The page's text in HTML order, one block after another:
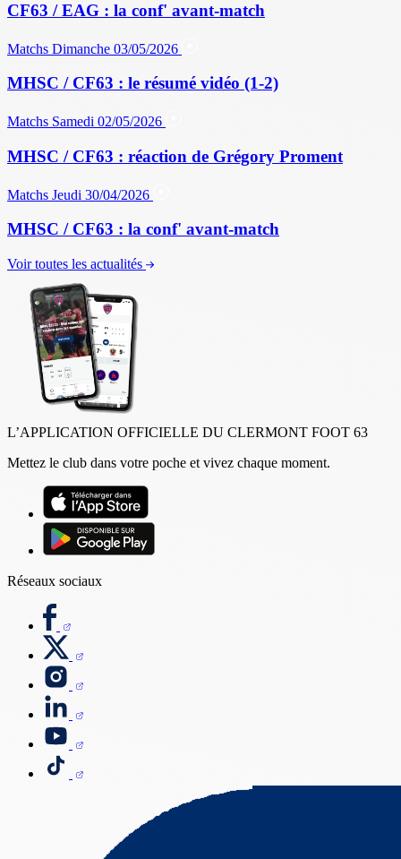
CF63 / EAG : la conf' avant-match
Matchs Dimanche 03/05/2026
MHSC / CF63 : le résumé vidéo (1-2)
Matchs Samedi 02/05/2026
MHSC / CF63 : réaction de Grégory Proment
Matchs Jeudi 30/04/2026
MHSC / CF63 : la conf' avant-match
Voir toutes les actualités
L’APPLICATION OFFICIELLE DU CLERMONT FOOT 63
Mettez le club dans votre poche et vivez chaque moment.
Réseaux sociaux